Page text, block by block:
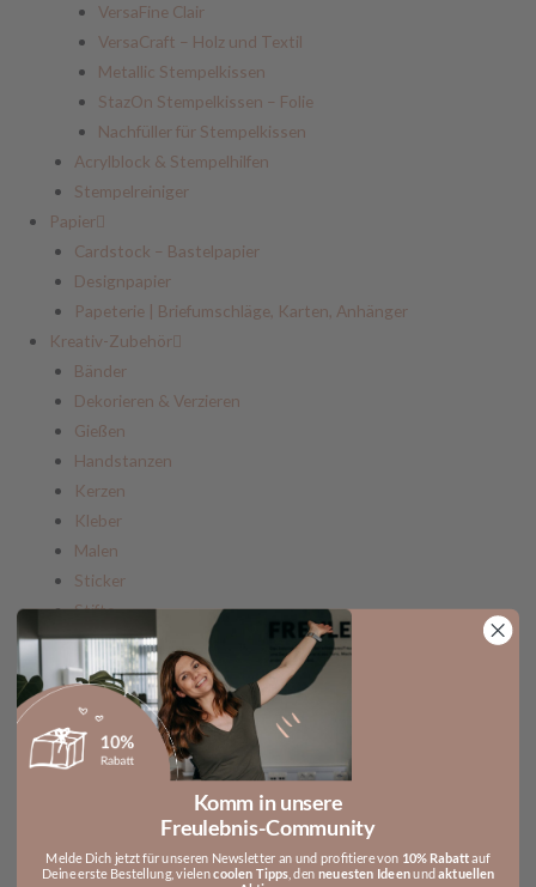
VersaFine Clair
VersaCraft – Holz und Textil
Metallic Stempelkissen
StazOn Stempelkissen – Folie
Nachfüller für Stempelkissen
Acrylblock & Stempelhilfen
Stempelreiniger
Papier
Cardstock – Bastelpapier
Designpapier
Papeterie | Briefumschläge, Karten, Anhänger
Kreativ-Zubehör
Bänder
Dekorieren & Verzieren
Gießen
Handstanzen
Kerzen
Kleber
Malen
Sticker
Stifte
Verpackungen
Werkzeuge & Schneiden
Druckvorlagen/Downloads
Druckvorlagen Designpapier
Druckvorlagen Kerzenfolien
Neu
Bastelideen
Komm in unsere
Freulebnis-Community
Melde Dich jetzt für unseren Newsletter an und profitiere von 10% Rabatt auf
Deine erste Bestellung, vielencoolen Tipps , den neuesten Ideenundaktuellen